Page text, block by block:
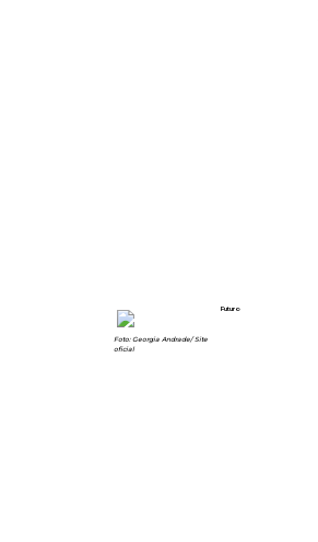
Foto: Georgia Andrade/ Site
oficial
Futuro